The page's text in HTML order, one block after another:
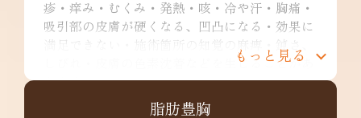
疹・痒み・むくみ・発熱・咳・冷や汗・胸痛・
吸引部の皮膚が硬くなる、凹凸になる・効果に
満足できない・施術箇所の知覚の麻痺・鈍さ、
しびれ・皮膚の色素沈着などを生じることがあ
ります。
二の腕：¥249,800～
もっと見る
脂肪豊胸